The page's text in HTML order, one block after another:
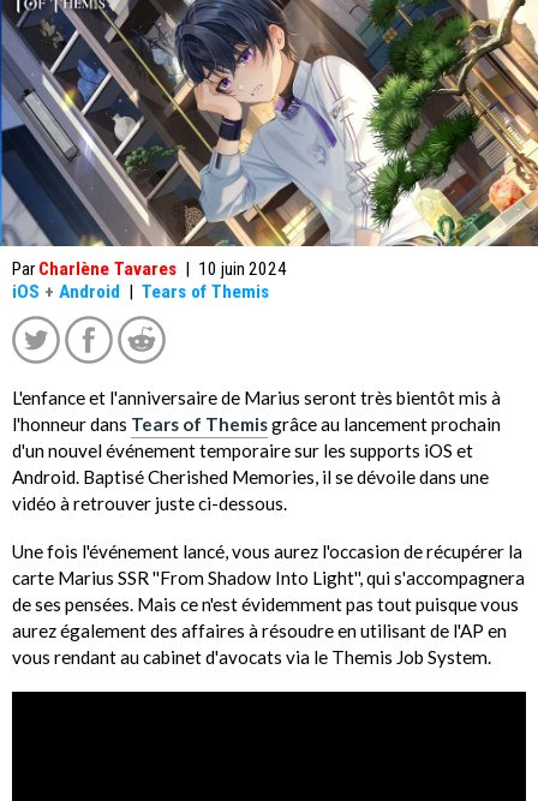
Par Charlène Tavares | 10 juin 2024
iOS + Android | Tears of Themis
L'enfance et l'anniversaire de Marius seront très bientôt mis à
l'honneur dans Tears of Themisgrâce au lancement prochain
d'un nouvel événement temporaire sur les supports iOS et
Android. Baptisé Cherished Memories, il se dévoile dans une
vidéo à retrouver juste ci-dessous.
Une fois l'événement lancé, vous aurez l'occasion de récupérer la
carte Marius SSR ''From Shadow Into Light'', qui s'accompagnera
de ses pensées. Mais ce n'est évidemment pas tout puisque vous
aurez également des affaires à résoudre en utilisant de l'AP en
vous rendant au cabinet d'avocats via le Themis Job System.